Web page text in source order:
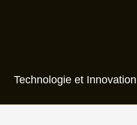
Technologie et Innovation